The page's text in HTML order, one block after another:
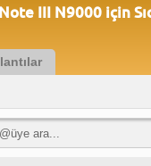
III N9000 için